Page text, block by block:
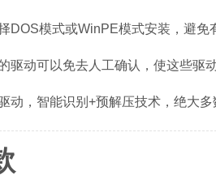
模式或WinPE模式安装，避免
动可以免去人工确认，使这些驱
，智能识别+预解压技术，绝大多